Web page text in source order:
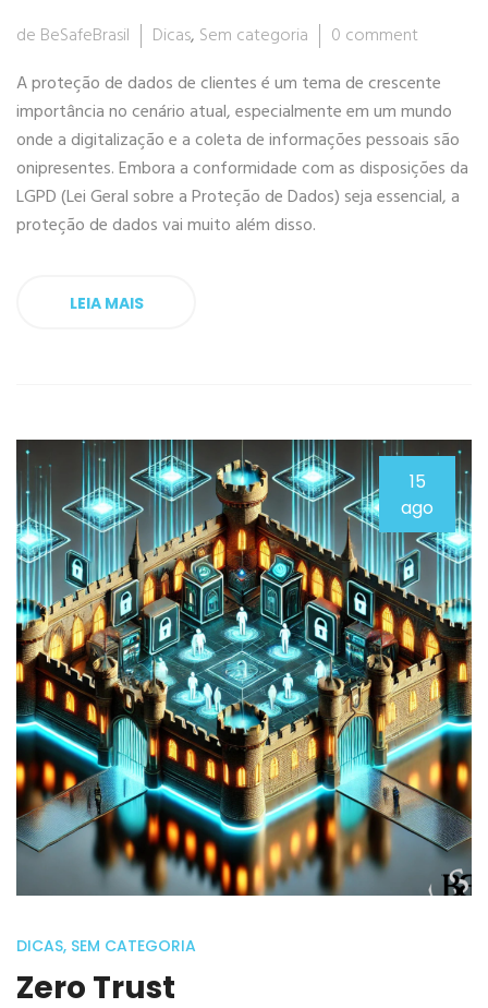
de BeSafeBrasil Dicas, Sem categoria
0 comment
A proteção de dados de clientes é um tema de crescente
importância no cenário atual, especialmente em um mundo
onde a digitalização e a coleta de informações pessoais são
onipresentes. Embora a conformidade com as disposições da
LGPD (Lei Geral sobre a Proteção de Dados) seja essencial, a
proteção de dados vai muito além disso.
LEIA MAIS
15
ago
DICAS, SEM CATEGORIA
Zero Trust